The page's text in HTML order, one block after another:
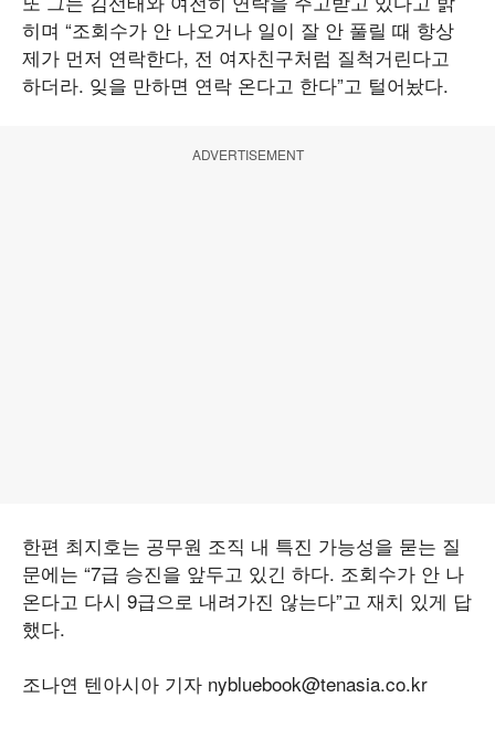
히며 “조회수가 안 나오거나 일이 잘 안 풀릴 때 항상
제가 먼저 연락한다, 전 여자친구처럼 질척거린다고
하더라. 잊을 만하면 연락 온다고 한다”고 털어놨다.
ADVERTISEMENT
한편 최지호는 공무원 조직 내 특진 가능성을 묻는 질
문에는 “7급 승진을 앞두고 있긴 하다. 조회수가 안 나
온다고 다시 9급으로 내려가진 않는다”고 재치 있게 답
했다.
조나연 텐아시아 기자 nybluebook@tenasia.co.kr